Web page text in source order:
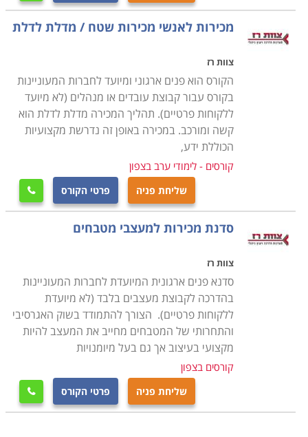
דרך תל אביב וירושלים עד באר שבע ואילת.
מכירות לאנשי מכירות שטח / מדלת לדלת
צוות רז
הקורס הוא פנים ארגוני ומיועד לחברות המעוניינות
בקורס עבור קבוצת עובדים או מנהלים (לא מיועד
ללקוחות פרטיים). תהליך המכירה מדלת לדלת הוא
קשה ומורכב. במכירה באופן זה נדרשת מקצועיות
הכוללת ידע,
קורסים - לימודי ערב בצפון
שליחת פניה פרטי הקורס 
סדנת מכירות למעצבי מטבחים
צוות רז
סדנא פנים ארגונית המיועדת לחברות המעוניינות
בהדרכה לקבוצת מעצבים בלבד (לא מיועדת
ללקוחות פרטיים). הצורך להתמודד בשוק האגרסיבי
והתחרותי של המטבחים מחייב את המעצב להיות
מקצועי בעיצוב אך גם בעל מיומנויות
קורסים בצפון
שליחת פניה פרטי הקורס 